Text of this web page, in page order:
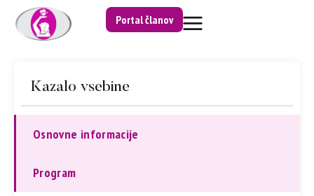
Portal članov
Kazalo vsebine
Osnovne informacije
Program